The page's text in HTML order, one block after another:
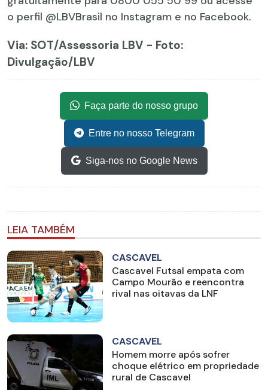
o perfil @LBVBrasil no Instagram e no Facebook.
Via: SOT/Assessoria LBV - Foto:
Divulgação/LBV
Faça parte do nosso grupo
Entre no nosso Telegram
Siga-nos no Google News
LEIA TAMBÉM
CASCAVEL
Cascavel Futsal empata com
Campo Mourão e reencontra
rival nas oitavas da LNF
CASCAVEL
Homem morre após sofrer
choque elétrico em propriedade
rural de Cascavel